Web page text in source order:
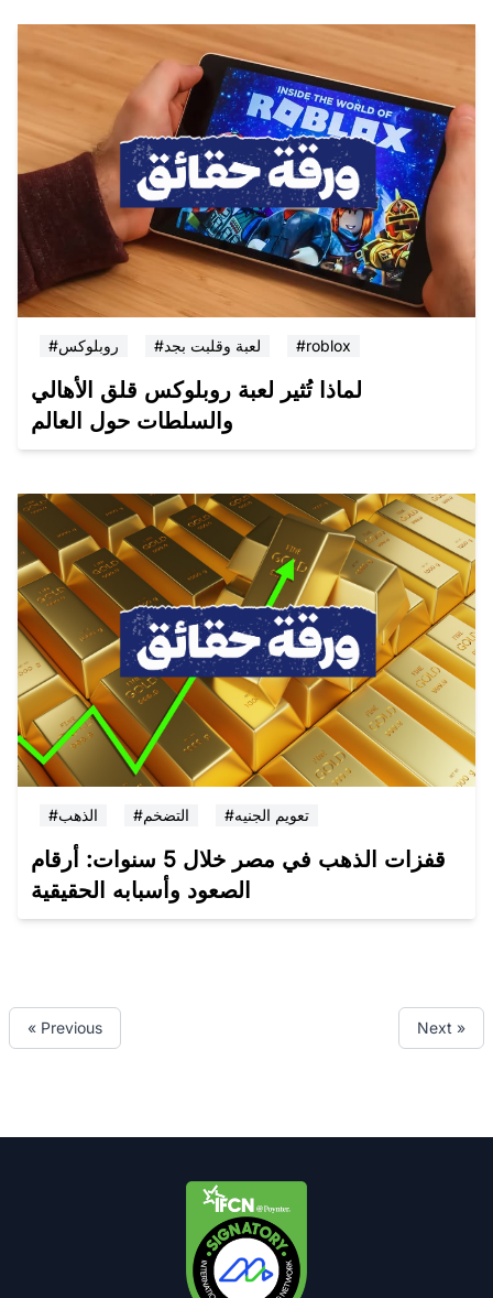
#روبلوكس #لعبة وقلبت بجد #roblox
لماذا تُثير لعبة روبلوكس قلق الأهالي
والسلطات حول العالم
#الذهب #التضخم #تعويم الجنيه
قفزات الذهب في مصر خلال 5 سنوات: أرقام
الصعود وأسبابه الحقيقية
« Previous Next »